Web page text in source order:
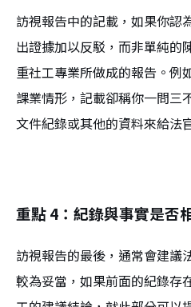
訪視報告中的記載，如果你認
出證據加以反駁，而非單純的
重社工專業所做成的報告。例
課業情形，記載卻稱你一問三
文件紀錄或其他的資料來給法
重點 4：紀錄與事實是否
訪視報告的最後，通常會建議
較為妥當，如果前面的紀錄存